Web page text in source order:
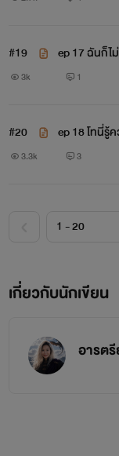
**นิยายเรื่อง
บันเทิงเท่านั้น ตัวละ
**ภาพทุกภาพ
เกี่ยวข้องใดๆกับนิย
**ขออนุญาติเจ้า
ห้ามดัดแปลงบ
หากฝ่าฝืนมีบทล
#19
ep 17 ฉันก็ไ
!!!
3k 1
#20 ep 18 โทนี่รู้
3.3k 3
เกี่ยวกับนักเขียน
อารต